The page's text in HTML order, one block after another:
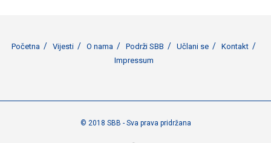
Početna Vijesti O nama Podrži SBB Učlani se
Kontakt
Impressum
© 2018 SBB - Sva prava pridržana